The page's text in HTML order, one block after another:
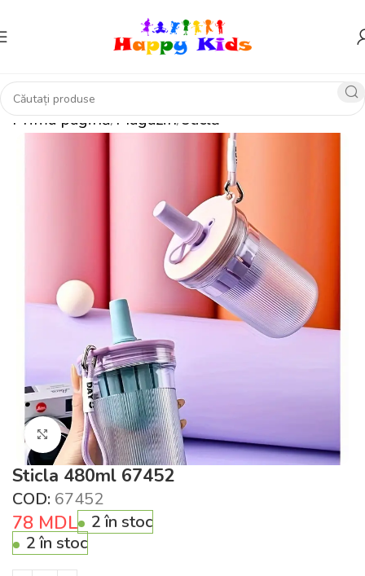
Prima pagină Magazin sticlă
Click pentru a mări
Sticla 480ml 67452
COD: 67452
78 MDL
2 în stoc
2 în stoc